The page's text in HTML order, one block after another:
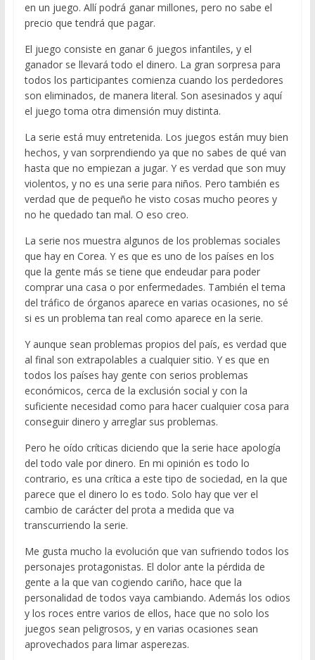
en un juego. Allí podrá ganar millones, pero no sabe el
precio que tendrá que pagar.
El juego consiste en ganar 6 juegos infantiles, y el
ganador se llevará todo el dinero. La gran sorpresa para
todos los participantes comienza cuando los perdedores
son eliminados, de manera literal. Son asesinados y aquí
el juego toma otra dimensión muy distinta.
La serie está muy entretenida. Los juegos están muy bien
hechos, y van sorprendiendo ya que no sabes de qué van
hasta que no empiezan a jugar. Y es verdad que son muy
violentos, y no es una serie para niños. Pero también es
verdad que de pequeño he visto cosas mucho peores y
no he quedado tan mal. O eso creo.
La serie nos muestra algunos de los problemas sociales
que hay en Corea. Y es que es uno de los países en los
que la gente más se tiene que endeudar para poder
comprar una casa o por enfermedades. También el tema
del tráfico de órganos aparece en varias ocasiones, no sé
si es un problema tan real como aparece en la serie.
Y aunque sean problemas propios del país, es verdad que
al final son extrapolables a cualquier sitio. Y es que en
todos los países hay gente con serios problemas
económicos, cerca de la exclusión social y con la
suficiente necesidad como para hacer cualquier cosa para
conseguir dinero y arreglar sus problemas.
Pero he oído críticas diciendo que la serie hace apología
del todo vale por dinero. En mi opinión es todo lo
contrario, es una crítica a este tipo de sociedad, en la que
parece que el dinero lo es todo. Solo hay que ver el
cambio de carácter del prota a medida que va
transcurriendo la serie.
Me gusta mucho la evolución que van sufriendo todos los
personajes protagonistas. El dolor ante la pérdida de
gente a la que van cogiendo cariño, hace que la
personalidad de todos vaya cambiando. Además los odios
y los roces entre varios de ellos, hace que no solo los
juegos sean peligrosos, y en varias ocasiones sean
aprovechados para limar asperezas.